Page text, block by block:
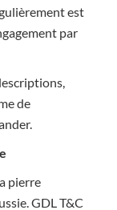
est
par
de
pierre
GDL T&C